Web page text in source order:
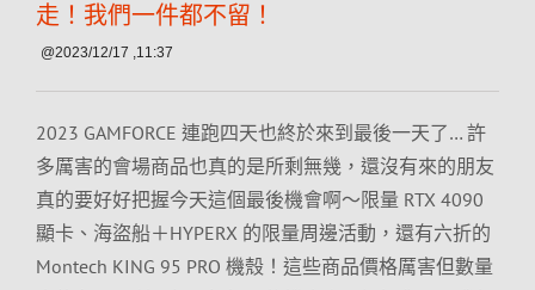
走！我們一件都不留！
@2023/12/17 ,11:37
2023 GAMFORCE 連跑四天也終於來到最後一天了… 許
多厲害的會場商品也真的是所剩無幾，還沒有來的朋友
真的要好好把握今天這個最後機會啊～限量 RTX 4090
顯卡、海盜船＋HYPERX 的限量周邊活動，還有六折的
Montech KING 95 PRO 機殼！這些商品價格厲害但數量